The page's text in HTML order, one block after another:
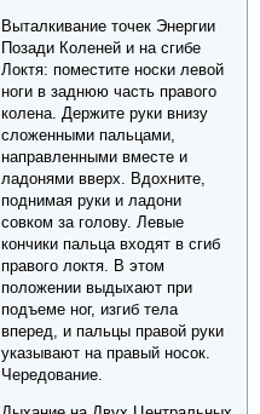
Выталкивание точек Энергии
Позади Коленей и на сгибе
Локтя: поместите носки левой
ноги в заднюю часть правого
колена. Держите руки внизу
сложенными пальцами,
направленными вместе и
ладонями вверх. Вдохните,
поднимая руки и ладони
совком за голову. Левые
кончики пальца входят в сгиб
правого локтя. В этом
положении выдыхают при
подъеме ног, изгиб тела
вперед, и пальцы правой руки
указывают на правый носок.
Чередование.